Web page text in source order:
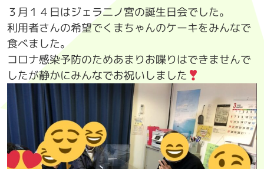
３月１４日はジェラ二ノ宮の誕生日会でした。
利用者さんの希望でくまちゃんのケーキをみんなで
食べました。
コロナ感染予防のためあまりお喋りはできませんで
したが静かにみんなでお祝いしました